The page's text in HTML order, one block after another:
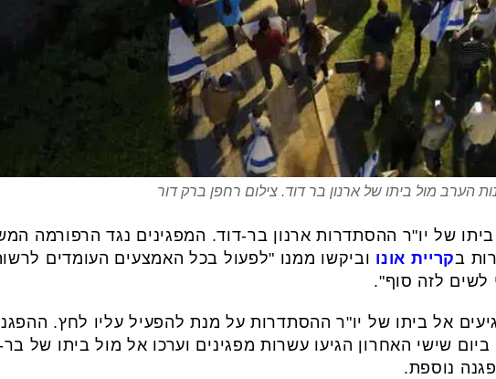
הערב מול ביתו של ארנון בר דוד. צילום רחפן ברק דור
של יו"ר ההסתדרות ארנון בר-דוד. המפגינים נגד הרפורמה
בקריית אונו וביקשו ממנו "לפעול בכל האמצעים העומדים
לשים לזה סוף".
אל ביתו של יו"ר ההסתדרות על מנת להפעיל עליו לחץ.
שישי האחרון הגיעו עשרות מפגינים וערכו אל מול ביתו של
נוספת.